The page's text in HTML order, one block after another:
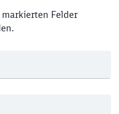
Felder